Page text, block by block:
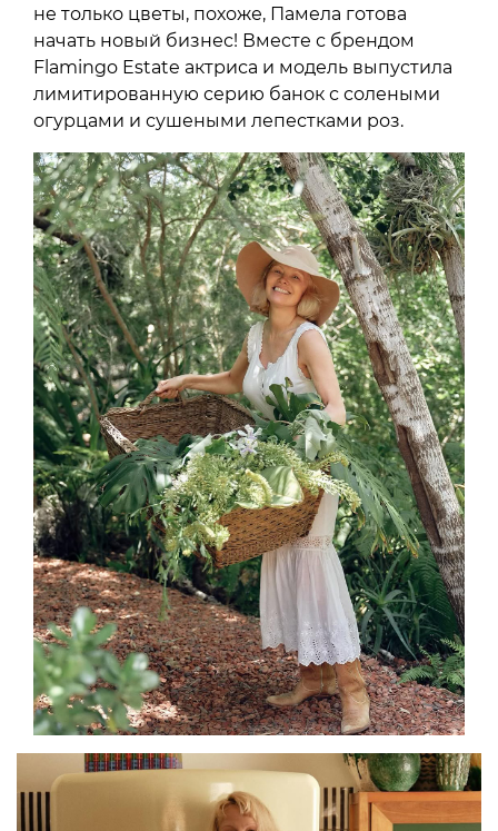
не только цветы, похоже, Памела готова
начать новый бизнес! Вместе с брендом
Flamingo Estate актриса и модель выпустила
лимитированную серию банок с солеными
огурцами и сушеными лепестками роз.